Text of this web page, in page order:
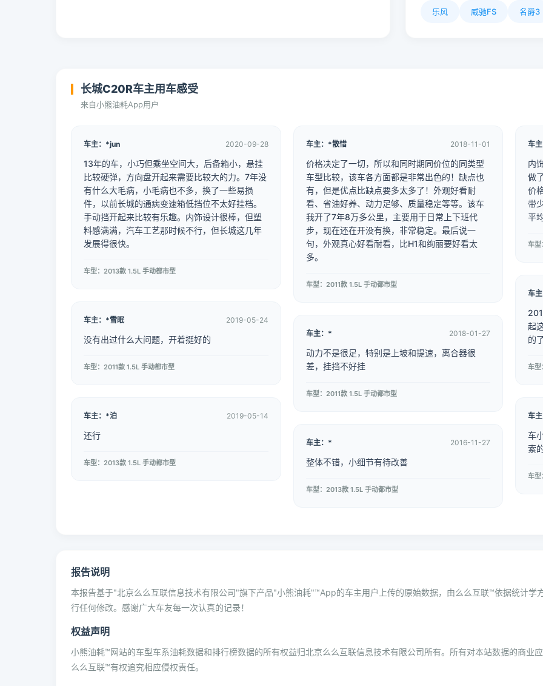
乐风 威驰FS 名爵3
长城C20R车主用车感受
来自小熊油耗App用户
车主：*jun 2020-09-28
13年的车，小巧但乘坐空间大，后备箱小，悬挂
比较硬弹，方向盘开起来需要比较大的力。7年没
有什么大毛病，小毛病也不多，换了一些易损
件，以前长城的通病变速箱低挡位不太好挂档。
手动挡开起来比较有乐趣。内饰设计很棒，但塑
料感满满，汽车工艺那时候不行，但长城这几年
发展得很快。
车型：2013款 1.5L 手动都市型
车主：*雪眠 2019-05-24
没有出过什么大问题，开着挺好的
车型：2011款 1.5L 手动都市型
车主：*泊 2019-05-14
还行
车型：2013款 1.5L 手动都市型
车主：*散惜 2018-11-01
价格决定了一切，所以和同时期同价位的同类型
车型比较，该车各方面都是非常出色的！缺点也
有，但是优点比缺点要多太多了！外观好看耐
看、省油好养、动力足够、质量稳定等等。该车
我开了7年8万多公里，主要用于日常上下班代
步，现在还在开没有换，非常稳定。最后说一
句，外观真心好看耐看，比H1和绚丽要好看太
多。
车型：2011款 1.5L 手动都市型
车主：* 2018-01-27
动力不是很足，特别是上坡和提速，离合器很
差，挂挡不好挂
车型：2011款 1.5L 手动都市型
车主：* 2016-11-27
整体不错，小细节有待改善
车型：2013款 1.5L 手动都市型
车
内
做
价
带
平
车型
车
起
的
车型
车
车
索
车型
报告说明
本报告基于"北京么么互联信息技术有限公司"旗下产品"小熊油耗"™App的车主用户上传的原始数据，由么么互联™依据统计学
行任何修改。感谢广大车友每一次认真的记录！
权益声明
小熊油耗™网站的车型车系油耗数据和排行榜数据的所有权益归北京么么互联信息技术有限公司所有。所有对本站数据的商业
么么互联™有权追究相应侵权责任。